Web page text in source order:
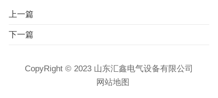
上一篇
下一篇
CopyRight © 2023 山东汇鑫电气设备有限公司
网站地图